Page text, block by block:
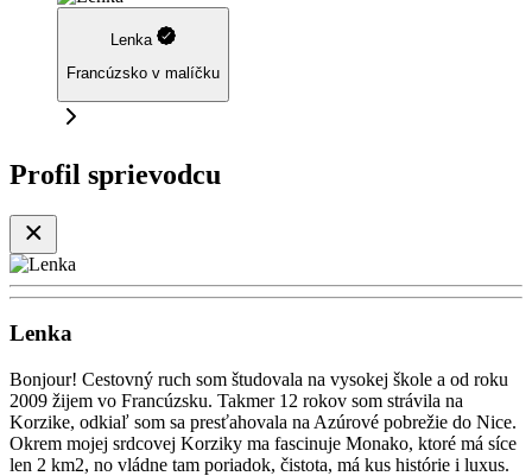
Lenka
Francúzsko v malíčku
Profil sprievodcu
Lenka
Bonjour! Cestovný ruch som študovala na vysokej škole a od roku
2009 žijem vo Francúzsku. Takmer 12 rokov som strávila na
Korzike, odkiaľ som sa presťahovala na Azúrové pobrežie do Nice.
Okrem mojej srdcovej Korziky ma fascinuje Monako, ktoré má síce
len 2 km2, no vládne tam poriadok, čistota, má kus histórie i luxus.